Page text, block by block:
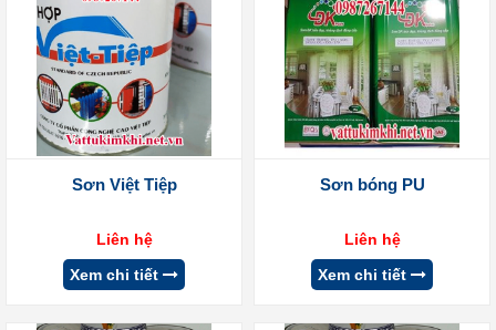
Sơn Việt Tiệp
Liên hệ
Xem chi tiết
Sơn bóng PU
Liên hệ
Xem chi tiết